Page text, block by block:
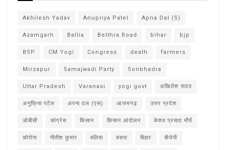
Akhilesh Yadav Anupriya Patel Apna Dal (S)
Azamgarh Ballia Belthra Road bihar bjp
BSP CM Yogi Congress death farmers
Mirzapur Samajwadi Party Sonbhadra
Uttar Pradesh Varanasi yogi govt अखिलेश यादव
अनुप्रिया पटेल अपना दल (एस) आजमगढ़ उत्तर प्रदेश
ओबीसी कांग्रेस किसान किसान आंदोलन केशव प्रसाद मौर्य
कोरोना नीतीश कुमार बलिया बसपा बिहार बीजेपी